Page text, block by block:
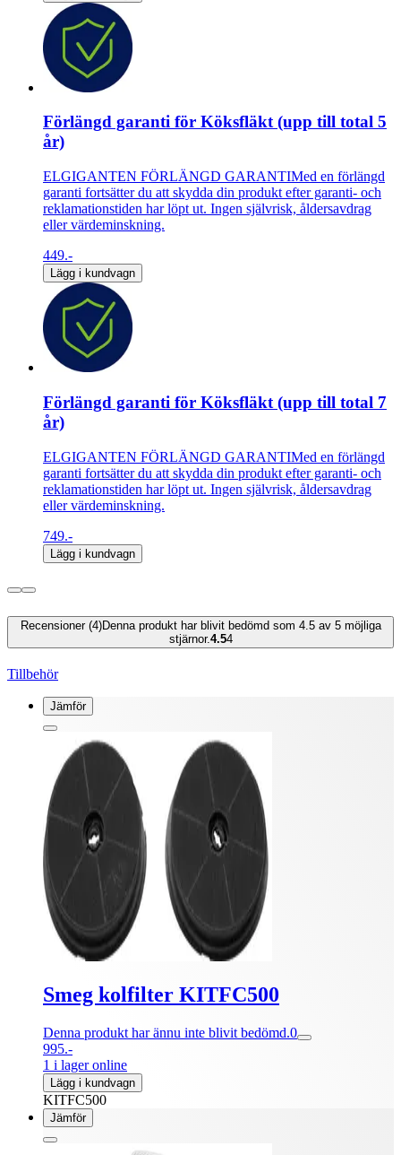
Förlängd garanti för Köksfläkt (upp till total 5
år)
ELGIGANTEN FÖRLÄNGD GARANTIMed en förlängd
garanti fortsätter du att skydda din produkt efter garanti- och
reklamationstiden har löpt ut. Ingen självrisk, åldersavdrag
eller värdeminskning.
449.-
Lägg i kundvagn
Förlängd garanti för Köksfläkt (upp till total 7
år)
ELGIGANTEN FÖRLÄNGD GARANTIMed en förlängd
garanti fortsätter du att skydda din produkt efter garanti- och
reklamationstiden har löpt ut. Ingen självrisk, åldersavdrag
eller värdeminskning.
749.-
Lägg i kundvagn
Recensioner (4)Denna produkt har blivit bedömd som 4.5 av 5 möjliga
stjärnor.4.54
Tillbehör
Jämför
Smeg kolfilter KITFC500
Denna produkt har ännu inte blivit bedömd.0
995.-
1 i lager online
Lägg i kundvagn
KITFC500
Jämför